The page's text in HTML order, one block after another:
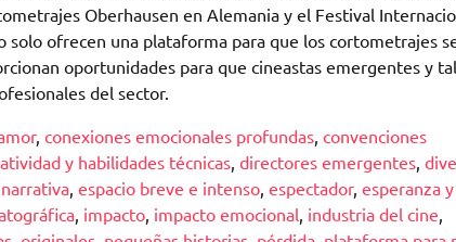
Oberhausen en Alemania y el Festival
solo ofrecen una plataforma para que los cortometrajes
oportunidades para que cineastas emergentes y
del sector.
, conexiones emocionales profundas, convenciones
y habilidades técnicas, directores emergentes,
, espacio breve e intenso, espectador, esperanza y
, impacto, impacto emocional, industria del cine,